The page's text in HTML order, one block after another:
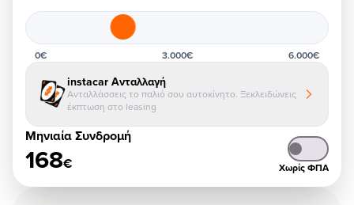
0€ 3.000€ 6.000€
instacar Ανταλλαγή
Ανταλλάσσεις το παλιό σου αυτοκίνητο. Ξεκλειδώνεις
έκπτωση στο leasing
Μηνιαία Συνδρομή
168€ Χωρίς ΦΠΑ